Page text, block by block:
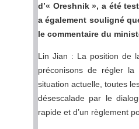
d’« Oreshnik », a été
a également souligné
le commentaire du
Lin Jian : La position de
préconisons de régler la
situation actuelle, toutes
désescalade par le
rapide et d’un règlement